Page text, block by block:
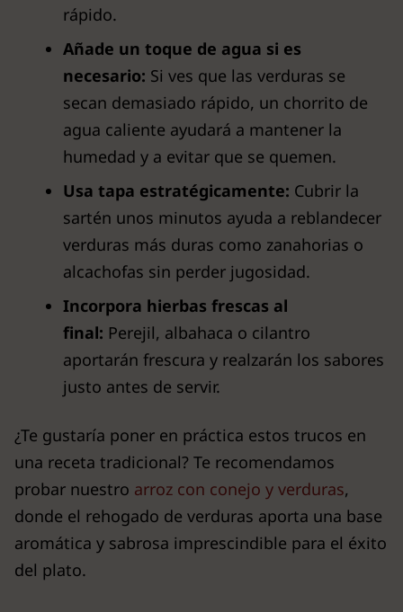
rápido.
Añade un toque de agua si es
necesario: Si ves que las verduras se
secan demasiado rápido, un chorrito de
agua caliente ayudará a mantener la
humedad y a evitar que se quemen.
Usa tapa estratégicamente: Cubrir la
sartén unos minutos ayuda a reblandecer
verduras más duras como zanahorias o
alcachofas sin perder jugosidad.
Incorpora hierbas frescas al
final: Perejil, albahaca o cilantro
aportarán frescura y realzarán los sabores
justo antes de servir.
¿Te gustaría poner en práctica estos trucos en
una receta tradicional? Te recomendamos
probar nuestro arroz con conejo y verduras,
donde el rehogado de verduras aporta una base
aromática y sabrosa imprescindible para el éxito
del plato.